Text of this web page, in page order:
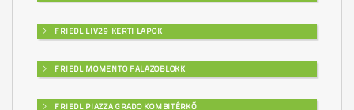
FRIEDL LIV29 KERTI LAPOK
FRIEDL MOMENTO FALAZOBLOKK
FRIEDL PIAZZA GRADO KOMBITÉRKŐ